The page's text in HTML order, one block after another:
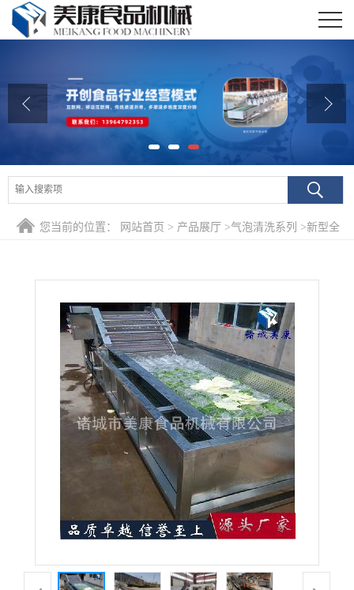
公司介绍
公司动态
产品展厅
联系我们
您当前的位置： 网站首页 > 产品展厅 >气泡清洗系列 >新型全